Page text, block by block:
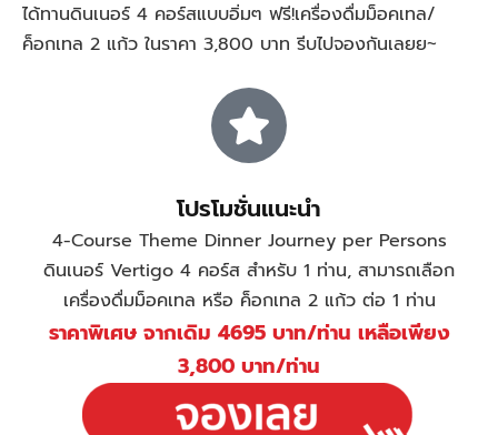
ได้ทานดินเนอร์ 4 คอร์สแบบอิ่มๆ ฟรี!เครื่องดื่มม็อคเทล/
ค็อกเทล 2 แก้ว ในราคา 3,800 บาท รีบไปจองกันเลยย~
โปรโมชั่นแนะนำ
4-Course Theme Dinner Journey per Persons
ดินเนอร์ Vertigo 4 คอร์ส สำหรับ 1 ท่าน, สามารถเลือก
เครื่องดื่มม็อคเทล หรือ ค็อกเทล 2 แก้ว ต่อ 1 ท่าน
ราคาพิเศษ จากเดิม 4695 บาท/ท่าน เหลือเพียง
3,800 บาท/ท่าน